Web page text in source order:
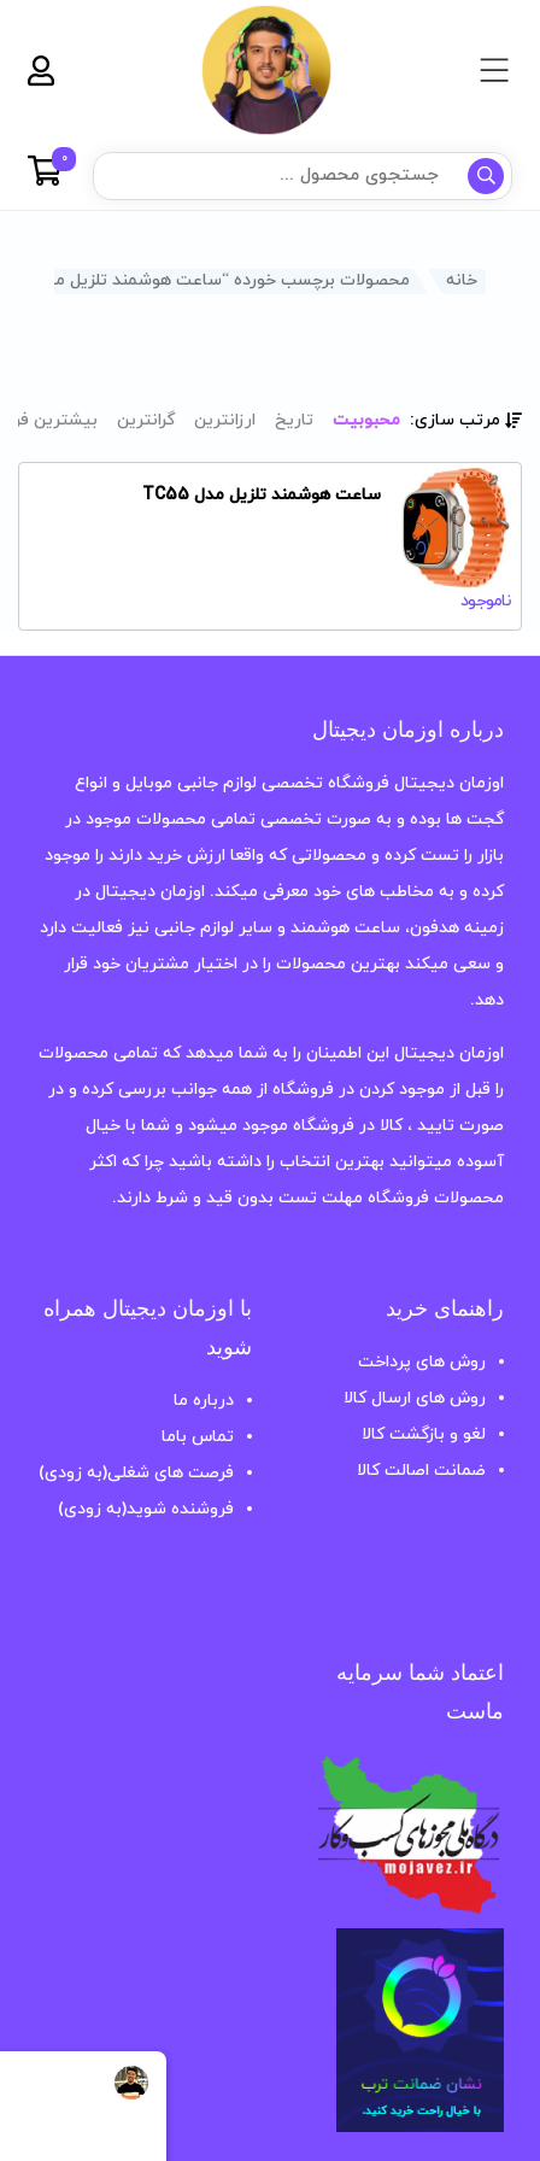
0
خانه محصولات برچسب خورده “ساعت هوشمند تلزیل مدل TC55”
مرتب سازی: محبوبیت تاریخ ارزانترین گرانترین بیشترین
ساعت هوشمند تلزیل مدل TC55
ناموجود
درباره اوزمان دیجیتال
اوزمان دیجیتال فروشگاه تخصصی لوازم جانبی موبایل و انواع
گجت ها بوده و به صورت تخصصی تمامی محصولات موجود در
بازار را تست کرده و محصولاتی که واقعا ارزش خرید دارند را موجود
کرده و به مخاطب های خود معرفی میکند. اوزمان دیجیتال در
زمینه هدفون، ساعت هوشمند و سایر لوازم جانبی نیز فعالیت دارد
و سعی میکند بهترین محصولات را در اختیار مشتریان خود قرار
دهد.
اوزمان دیجیتال این اطمینان را به شما میدهد که تمامی محصولات
را قبل از موجود کردن در فروشگاه از همه جوانب بررسی کرده و در
صورت تایید ، کالا در فروشگاه موجود میشود و شما با خیال
آسوده میتوانید بهترین انتخاب را داشته باشید چرا که اکثر
محصولات فروشگاه مهلت تست بدون قید و شرط دارند.
راهنمای خرید
روش های پرداخت
روش های ارسال کالا
لغو و بازگشت کالا
ضمانت اصالت کالا
با اوزمان دیجیتال همراه
شوید
درباره ما
تماس باما
فرصت های شغلی(به زودی)
فروشنده شوید(به زودی)
اعتماد شما سرمایه
ماست